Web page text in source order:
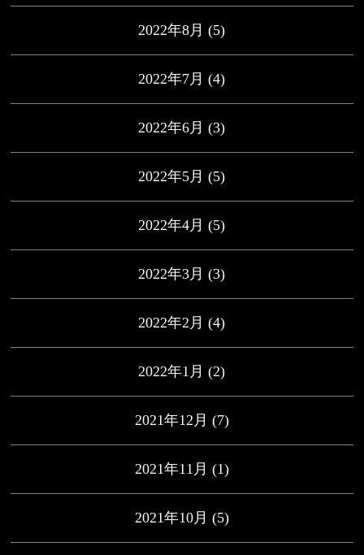
2022年8月 (5)
2022年7月 (4)
2022年6月 (3)
2022年5月 (5)
2022年4月 (5)
2022年3月 (3)
2022年2月 (4)
2022年1月 (2)
2021年12月 (7)
2021年11月 (1)
2021年10月 (5)